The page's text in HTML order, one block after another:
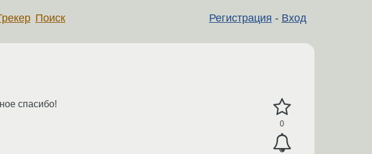
Регистрация - Вход
Поиск
0
спасибо!